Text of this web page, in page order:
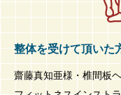
整体を受けて頂いた
齋藤真知亜様・椎間板